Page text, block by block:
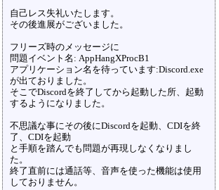
自己レス失礼いたします。
その後進展がございました。
フリーズ時のメッセージに
問題イベント名: AppHangXProcB1
アプリケーション名を待っています:Discord.exe
が出ておりました。
そこでDiscordを終了してから起動した所、起動
するようになりました。
不思議な事にその後にDiscordを起動、CDIを終
了、CDIを起動
と手順を踏んでも問題が再現しなくなりまし
た。
終了直前には通話等、音声を使った機能は使用
しておりません。